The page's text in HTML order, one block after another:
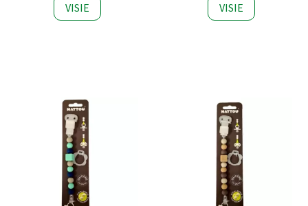
VISIE VISIE